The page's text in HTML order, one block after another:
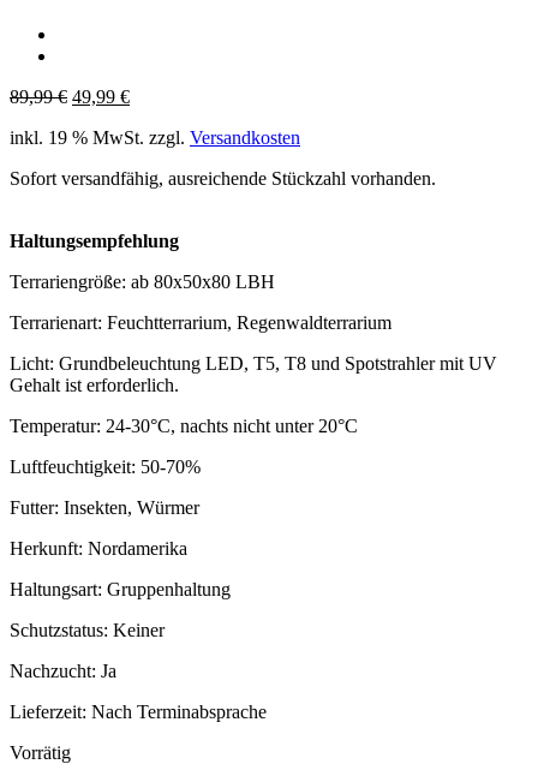
89,99€ Ursprünglicher
war:
49,99 €Aktueller
ist:
inkl. 19 % MwSt. zzgl. Versandkosten
Sofort versandfähig, ausreichende Stückzahl vorhanden.
Haltungsempfehlung
Terrariengröße: ab 80x50x80 LBH
Terrarienart: Feuchtterrarium, Regenwaldterrarium
Licht: Grundbeleuchtung LED, T5, T8 und Spotstrahler mit UV
Gehalt ist erforderlich.
Temperatur: 24-30°C, nachts nicht unter 20°C
Luftfeuchtigkeit: 50-70%
Futter: Insekten, Würmer
Herkunft: Nordamerika
Haltungsart: Gruppenhaltung
Schutzstatus: Keiner
Nachzucht: Ja
Lieferzeit: Nach Terminabsprache
Vorrätig